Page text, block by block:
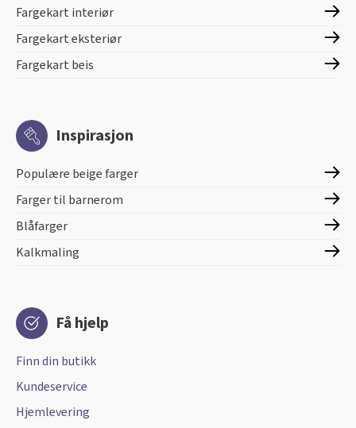
Fargekart interiør
Fargekart eksteriør
Fargekart beis
Inspirasjon
Populære beige farger
Farger til barnerom
Blåfarger
Kalkmaling
Få hjelp
Finn din butikk
Kundeservice
Hjemlevering